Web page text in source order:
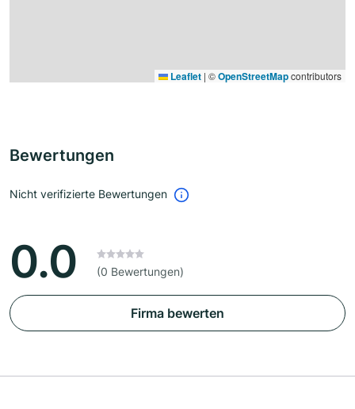
Leaflet | ©OpenStreetMapcontributors
Bewertungen
Nicht verifizierte Bewertungen
0.0 (0 Bewertungen)
Firma bewerten